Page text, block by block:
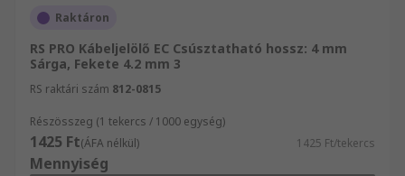
Raktáron
RS PRO Kábeljelölő EC Csúsztatható hossz: 4 mm
Sárga, Fekete 4.2 mm 3
RS raktári szám 812-0815
Részösszeg (1 tekercs / 1000 egység)
1425 Ft(ÁFA nélkül) 1425 Ft/tekercs
Mennyiség